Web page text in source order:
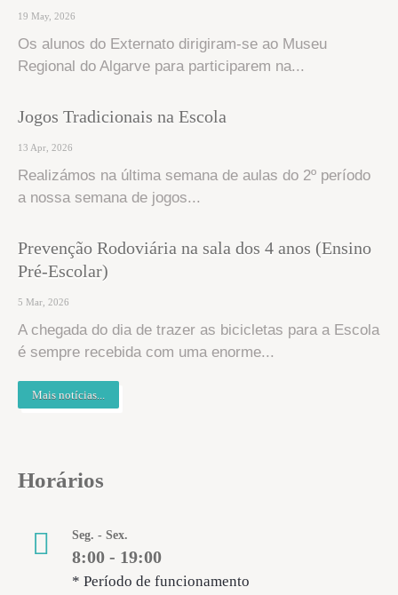
19 May, 2026
Os alunos do Externato dirigiram-se ao Museu
Regional do Algarve para participarem na...
Jogos Tradicionais na Escola
13 Apr, 2026
Realizámos na última semana de aulas do 2º período
a nossa semana de jogos...
Prevenção Rodoviária na sala dos 4 anos (Ensino
Pré-Escolar)
5 Mar, 2026
A chegada do dia de trazer as bicicletas para a Escola
é sempre recebida com uma enorme...
Mais notícias...
Horários
Seg. - Sex.
8:00 - 19:00
* Período de funcionamento